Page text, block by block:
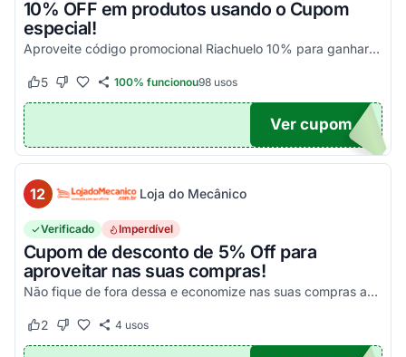
10% OFF em produtos usando o Cupom
especial!
Aproveite código promocional Riachuelo 10% para ganhar esse desconto em compras. Não cumulatios e somente para produtos vendidos e entregues pela Riachuelo, com exceção das categor...
Este cupom funcionou
5 Este cupom não funcionou
100% funcionou98usos
10
Ver cupom
12 Loja do Mecânico
Verificado Imperdível
Cupom de desconto de 5% Off para
aproveitar nas suas compras!
Não fique de fora dessa e economize nas suas compras agora mesmo!
Este cupom funcionou
2 Este cupom não funcionou
4 usos